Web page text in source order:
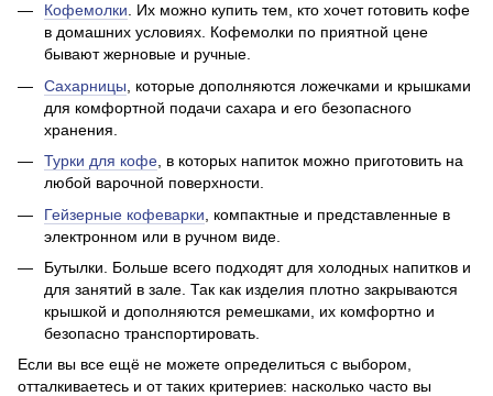
Кофемолки. Их можно купить тем, кто хочет готовить кофе
в домашних условиях. Кофемолки по приятной цене
бывают жерновые и ручные.
Сахарницы , которые дополняются ложечками и крышками
для комфортной подачи сахара и его безопасного
хранения.
Турки для кофе, в которых напиток можно приготовить на
любой варочной поверхности.
Гейзерные кофеварки , компактные и представленные в
электронном или в ручном виде.
Бутылки. Больше всего подходят для холодных напитков и
для занятий в зале. Так как изделия плотно закрываются
крышкой и дополняются ремешками, их комфортно и
безопасно транспортировать.
Если вы все ещё не можете определиться с выбором,
отталкиваетесь и от таких критериев: насколько часто вы